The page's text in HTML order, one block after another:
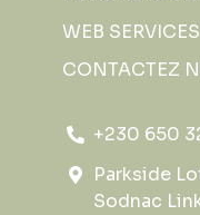
WEB SERVICES
CONTACTEZ
+230 650
Parkside
Sodnac